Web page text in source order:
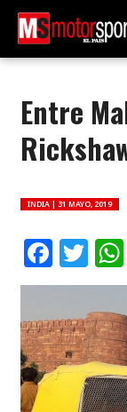
Entre
INDIA | 31 MAYO, 2019